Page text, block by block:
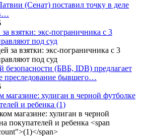
(Сенат) поставил точку в деле
взятки: экс-пограничника с 3
под суд
безопасности (БВБ, IDB) предлагает
преследование бывшего…
хулиган в черной футболке
и ребенка (1)